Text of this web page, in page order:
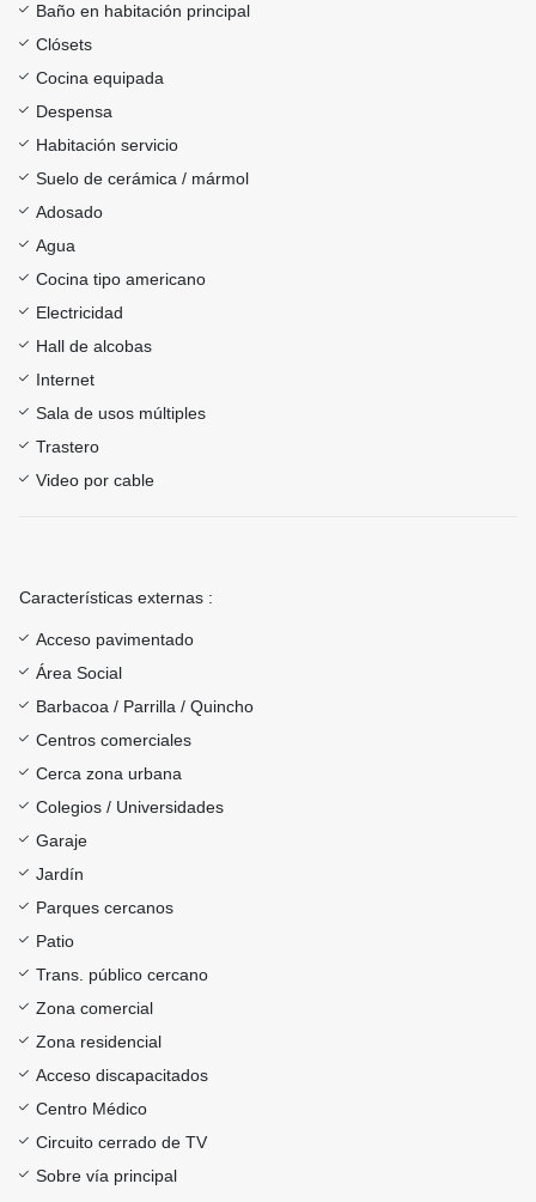
Baño en habitación principal
Clósets
Cocina equipada
Despensa
Habitación servicio
Suelo de cerámica / mármol
Adosado
Agua
Cocina tipo americano
Electricidad
Hall de alcobas
Internet
Sala de usos múltiples
Trastero
Video por cable
Características externas :
Acceso pavimentado
Área Social
Barbacoa / Parrilla / Quincho
Centros comerciales
Cerca zona urbana
Colegios / Universidades
Garaje
Jardín
Parques cercanos
Patio
Trans. público cercano
Zona comercial
Zona residencial
Acceso discapacitados
Centro Médico
Circuito cerrado de TV
Sobre vía principal